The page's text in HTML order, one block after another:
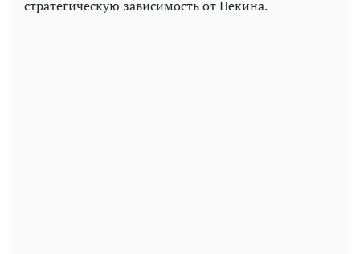
стратегическую зависимость от Пекина.